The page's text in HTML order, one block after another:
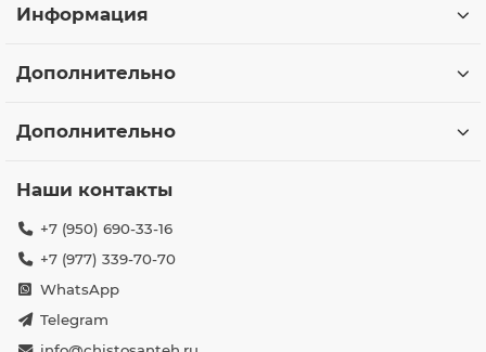
Информация
Дополнительно
Дополнительно
Наши контакты
+7 (950) 690-33-16
+7 (977) 339-70-70
WhatsApp
Telegram